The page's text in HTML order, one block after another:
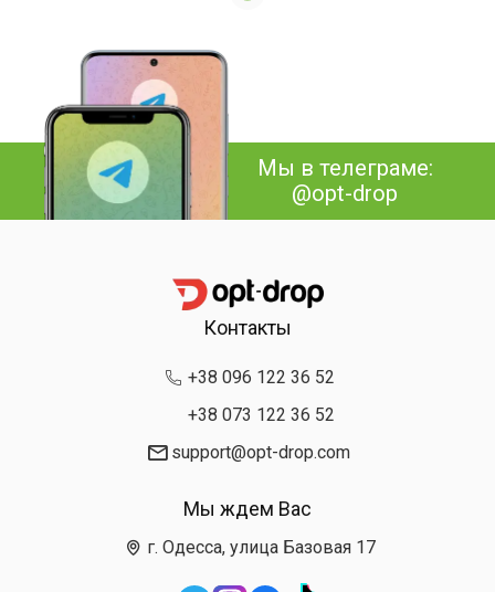
Мы в телеграме:
@opt-drop
Контакты
+38 096 122 36 52
+38 073 122 36 52
support@opt-drop.com
Мы ждем Вас
г. Одесса, улица Базовая 17